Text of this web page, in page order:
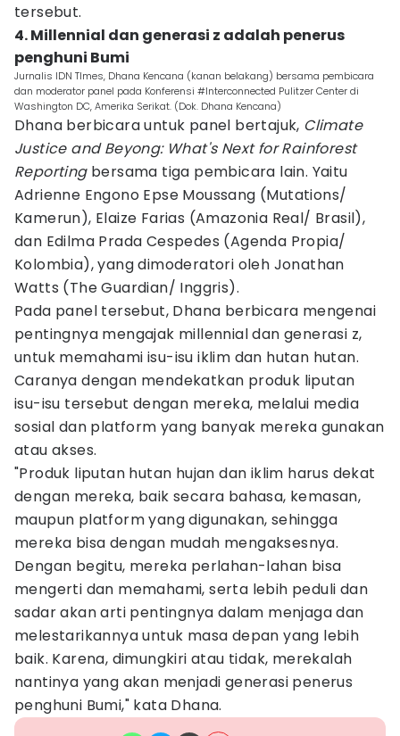
tersebut.
4. Millennial dan generasi z adalah penerus
penghuni Bumi
Jurnalis IDN TImes, Dhana Kencana (kanan belakang) bersama pembicara
dan moderator panel pada Konferensi #Interconnected Pulitzer Center di
Washington DC, Amerika Serikat. (Dok. Dhana Kencana)
Dhana berbicara untuk panel bertajuk, Climate
Justice and Beyong: What's Next for Rainforest
Reportingbersama tiga pembicara lain. Yaitu
Adrienne Engono Epse Moussang (Mutations/
Kamerun), Elaize Farias (Amazonia Real/ Brasil),
dan Edilma Prada Cespedes (Agenda Propia/
Kolombia), yang dimoderatori oleh Jonathan
Watts (The Guardian/ Inggris).
Pada panel tersebut, Dhana berbicara mengenai
pentingnya mengajak millennial dan generasi z,
untuk memahami isu-isu iklim dan hutan hutan.
Caranya dengan mendekatkan produk liputan
isu-isu tersebut dengan mereka, melalui media
sosial dan platform yang banyak mereka gunakan
atau akses.
"Produk liputan hutan hujan dan iklim harus dekat
dengan mereka, baik secara bahasa, kemasan,
maupun platform yang digunakan, sehingga
mereka bisa dengan mudah mengaksesnya.
Dengan begitu, mereka perlahan-lahan bisa
mengerti dan memahami, serta lebih peduli dan
sadar akan arti pentingnya dalam menjaga dan
melestarikannya untuk masa depan yang lebih
baik. Karena, dimungkiri atau tidak, merekalah
nantinya yang akan menjadi generasi penerus
penghuni Bumi," kata Dhana.